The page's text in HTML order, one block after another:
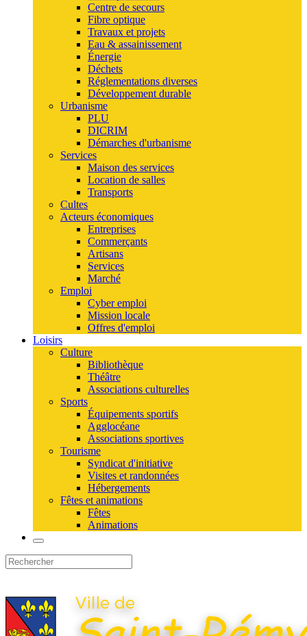
Centre de secours
Fibre optique
Travaux et projets
Eau & assainissement
Énergie
Déchets
Réglementations diverses
Développement durable
Urbanisme
PLU
DICRIM
Démarches d'urbanisme
Services
Maison des services
Location de salles
Transports
Cultes
Acteurs économiques
Entreprises
Commerçants
Artisans
Services
Marché
Emploi
Cyber emploi
Mission locale
Offres d'emploi
Loisirs
Culture
Bibliothèque
Théâtre
Associations culturelles
Sports
Équipements sportifs
Agglocéane
Associations sportives
Tourisme
Syndicat d'initiative
Visites et randonnées
Hébergements
Fêtes et animations
Fêtes
Animations